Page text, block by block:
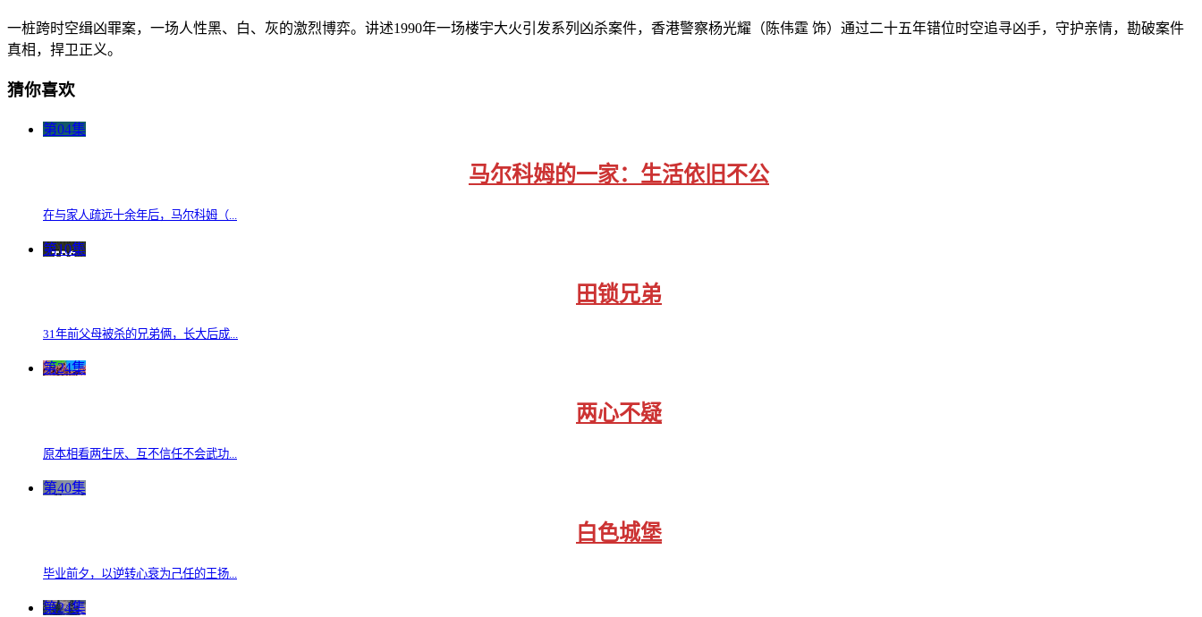
一桩跨时空缉凶罪案，一场人性黑、白、灰的激烈博弈。讲述1990年一场楼宇大火引发系列凶杀案件，香港警察杨光耀（陈伟霆 饰）通过二十五年错位时空追寻凶手，守护亲情，勘破案件
真相，捍卫正义。
猜你喜欢
第04集
马尔科姆的一家：生活依旧不公
在与家人疏远十余年后，马尔科姆（...
第10集
田锁兄弟
31年前父母被杀的兄弟俩，长大后成...
第24集
两心不疑
原本相看两生厌、互不信任不会武功...
第40集
白色城堡
毕业前夕，以逆转心衰为己任的王扬...
第24集